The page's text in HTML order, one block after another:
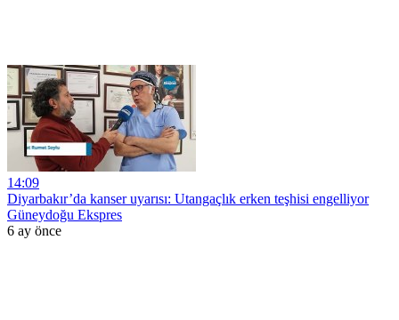
14:09
Diyarbakır’da kanser uyarısı: Utangaçlık erken teşhisi engelliyor
Güneydoğu Ekspres
6 ay önce